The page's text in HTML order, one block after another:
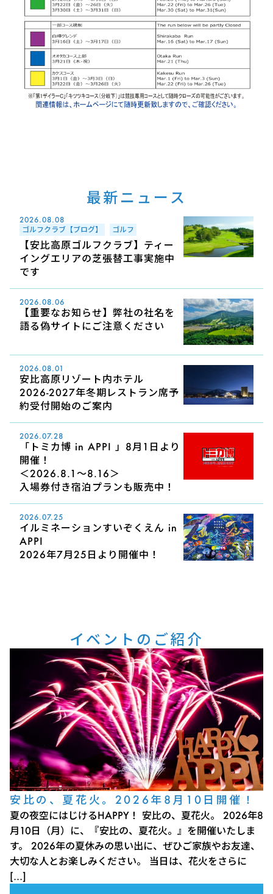
最新ニュース
2026.08.08
ゴルフクラブ【ブログ】
ゴルフ
【安比高原ゴルフクラブ】ティー
イングエリアの芝張替工事実施中
です
2026.08.06
【重要なお知らせ】弊社の社名を
語る偽サイトにご注意ください
2026.08.01
安比高原リゾート内ホテル
2026-2027年冬期レストラン席予
約受付開始のご案内
2026.07.28
「トミカ博 in APPI 」8月1日より
開催！
＜2026.8.1～8.16＞
入場券付き宿泊プランも販売中！
2026.07.25
イルミネーションすいぞくえん in
APPI
2026年7月25日より開催中！
イベントのご紹介
安比の、夏花火。2026年8月10日開催！
夏の夜空にはじけるHAPPY！ 安比の、夏花火。 2026年8
月10日（月）に、『安比の、夏花火。』を開催いたしま
す。 2026年の夏休みの思い出に、ぜひご家族やお友達、
大切な人とお楽しみください。 当日は、花火をさらに
[…]